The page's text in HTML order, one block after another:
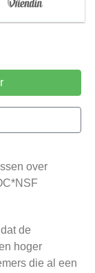
over
de
hoger
die al een